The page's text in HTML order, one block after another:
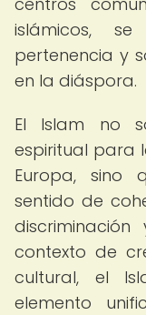
islámicos,
pertenencia y
en la diáspora.
El Islam no
espiritual para
Europa, sino
sentido de
contexto de
cultural, el
elemento